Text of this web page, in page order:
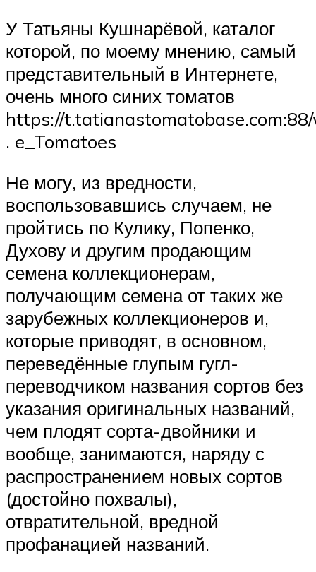
У Татьяны Кушнарёвой, каталог
которой, по моему мнению, самый
представительный в Интернете,
очень много синих томатов
https://
. e_Tomatoes
Не могу, из вредности,
воспользовавшись случаем, не
пройтись по Кулику, Попенко,
Духову и другим продающим
семена коллекционерам,
получающим семена от таких же
зарубежных коллекционеров и,
которые приводят, в основном,
переведённые глупым гугл-
переводчиком названия сортов без
указания оригинальных названий,
чем плодят сорта-двойники и
вообще, занимаются, наряду с
распространением новых сортов
(достойно похвалы),
отвратительной, вредной
профанацией названий.